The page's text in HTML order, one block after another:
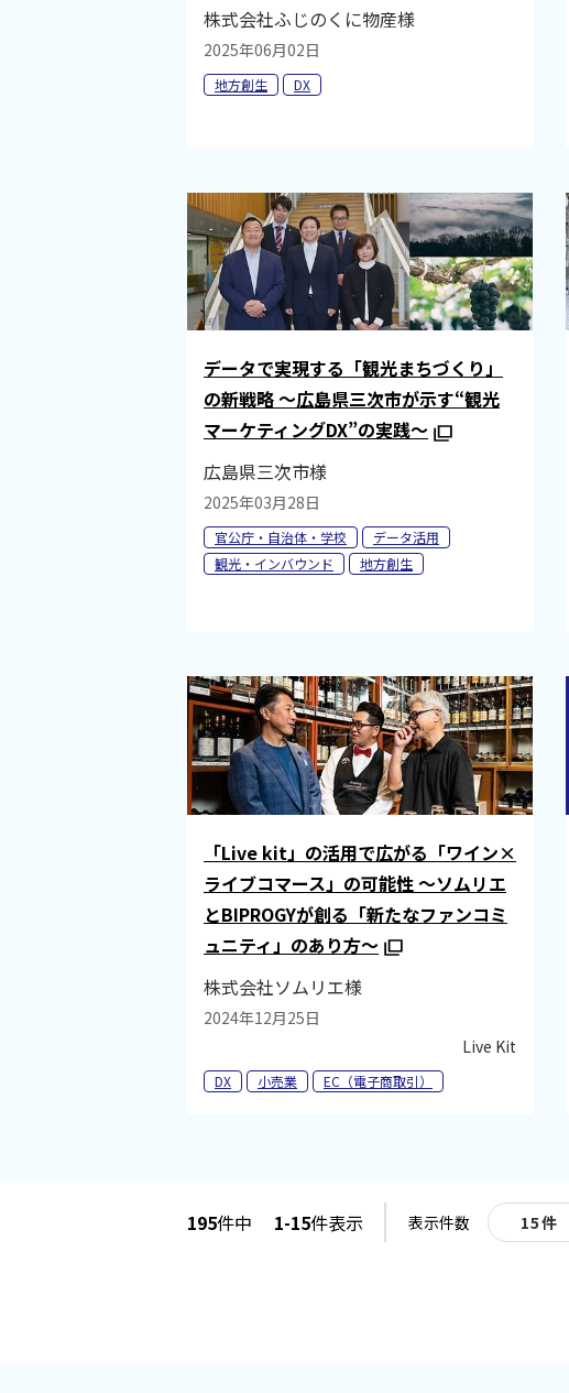
株式会社ふじのくに物産様
2025年06月02日
地方創生 DX
データで実現する「観光まちづくり」
の新戦略 ～広島県三次市が示す“観光
マーケティングDX”の実践～
広島県三次市様
2025年03月28日
官公庁・自治体・学校
データ活用
観光・インバウンド
地方創生
「Live kit」の活用で広がる「ワイン×
ライブコマース」の可能性 ～ソムリエ
とBIPROGYが創る「新たなファンコミ
ュニティ」のあり方～
株式会社ソムリエ様
2024年12月25日
Live Kit
DX 小売業 EC（電子商取引）
195件中 1-15件表示 表示件数